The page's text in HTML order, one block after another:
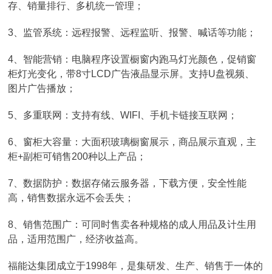
存、销量排行、多机统一管理；
3、监管系统：远程报警、远程监听、报警、喊话等功能；
4、智能营销：电脑程序设置橱窗内跑马灯光颜色，促销窗
柜灯光变化，带8寸LCD广告液晶显示屏。支持U盘视频、
图片广告播放；
5、多重联网：支持有线、WIFI、手机卡链接互联网；
6、窗柜大容量：大面积玻璃橱窗展示，商品展示直观，主
柜+副柜可销售200种以上产品；
7、数据防护：数据存储云服务器，下载方便，安全性能
高，销售数据永远不会丢失；
8、销售范围广：可同时售卖各种规格的成人用品及计生用
品，适用范围广，经济收益高。
福能达集团成立于1998年，是集研发、生产、销售于一体的